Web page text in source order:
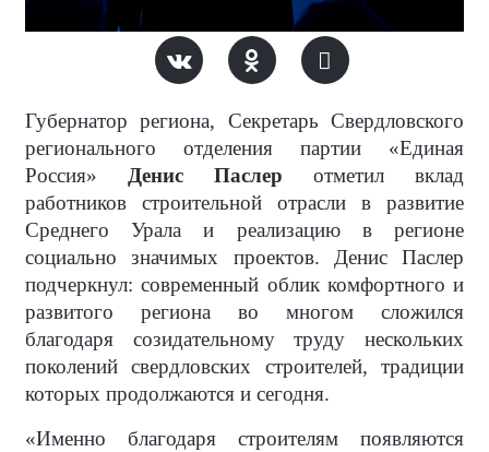
Губернатор региона, Секретарь Свердловского
регионального отделения партии «Единая
Россия» Денис Паслер отметил вклад
работников строительной отрасли в развитие
Среднего Урала и реализацию в регионе
социально значимых проектов. Денис Паслер
подчеркнул: современный облик комфортного и
развитого региона во многом сложился
благодаря созидательному труду нескольких
поколений свердловских строителей, традиции
которых продолжаются и сегодня.
«Именно благодаря строителям появляются